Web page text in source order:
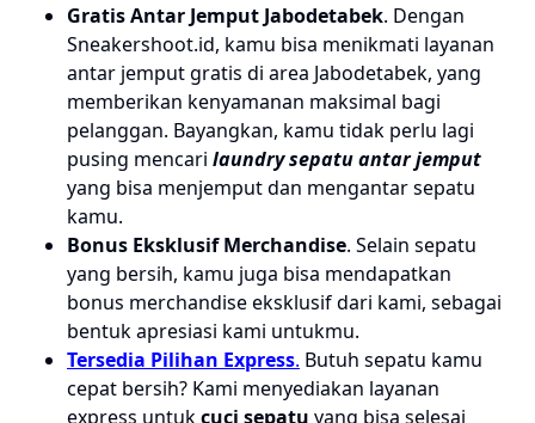
Gratis Antar Jemput Jabodetabek. Dengan
Sneakershoot.id, kamu bisa menikmati layanan
antar jemput gratis di area Jabodetabek, yang
memberikan kenyamanan maksimal bagi
pelanggan. Bayangkan, kamu tidak perlu lagi
pusing mencari laundry sepatu antar jemput
yang bisa menjemput dan mengantar sepatu
kamu.
Bonus Eksklusif Merchandise. Selain sepatu
yang bersih, kamu juga bisa mendapatkan
bonus merchandise eksklusif dari kami, sebagai
bentuk apresiasi kami untukmu.
Tersedia Pilihan Express. Butuh sepatu kamu
cepat bersih? Kami menyediakan layanan
express untukcuci sepatu yang bisa selesai